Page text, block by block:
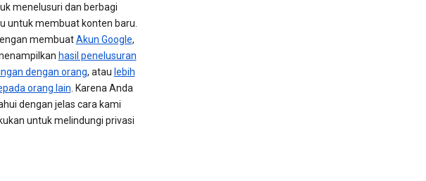
menelusuri dan berbagi
untuk membuat konten baru.
membuatAkun Google,
hasil penelusuran
dengan orang, atau lebih
orang lain. Karena Anda
dengan jelas cara kami
untuk melindungi privasi